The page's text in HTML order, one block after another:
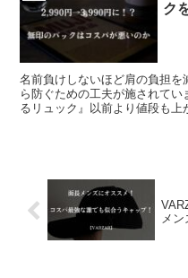
ク
名前負けしないほど肩の負担
ら防ぐための工夫が施されて
るリュック』以前より値段も上
メ